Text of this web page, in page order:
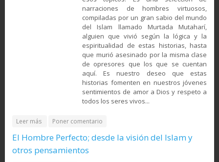
narraciones de hombres virtuosos,
compiladas por un gran sabio del mundo
del Islam llamado Murtada Mutaharí,
alguien que vivió según la lógica y la
espiritualidad de estas historias, hasta
que murió asesinado por la misma clase
de opresores que los que se cuentan
aquí. Es nuestro deseo que estas
historias fomenten en nuestros jóvenes
sentimientos de amor a Dios y respeto a
todos los seres vivos...
Leer más about Narraciones de los Justos - breve colección de
imames (P), así como por otros hombres virtuosos (ra)
Poner comentario
El Hombre Perfecto; desde la visión del Islam y
otros pensamientos